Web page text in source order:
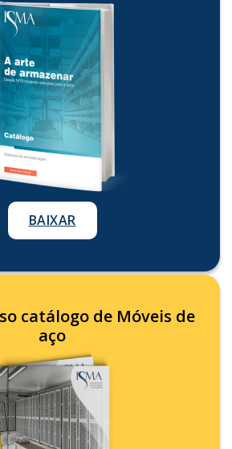
BAIXAR
catálogo de Móveis de
aço